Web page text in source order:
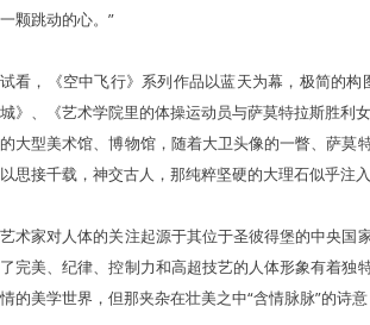
一颗跳动的心。”
试看，《空中飞行》系列作品以蓝天为幕，极简的
城》、《艺术学院里的体操运动员与萨莫特拉斯胜利
的大型美术馆、博物馆，随着大卫头像的一瞥、萨
以思接千载，神交古人，那纯粹坚硬的大理石似乎注
艺术家对人体的关注起源于其位于圣彼得堡的中央国
了完美、纪律、控制力和高超技艺的人体形象有着
情的美学世界，但那夹杂在壮美之中“含情脉脉”的诗